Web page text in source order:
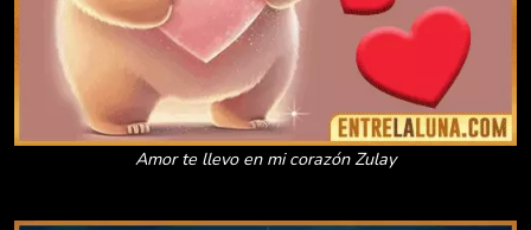
Amor te llevo en mi corazón Zulay